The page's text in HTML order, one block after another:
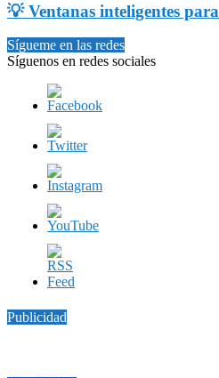
💡 Ventanas inteligentes
Sígueme en las redes
Síguenos en redes sociales
Publicidad